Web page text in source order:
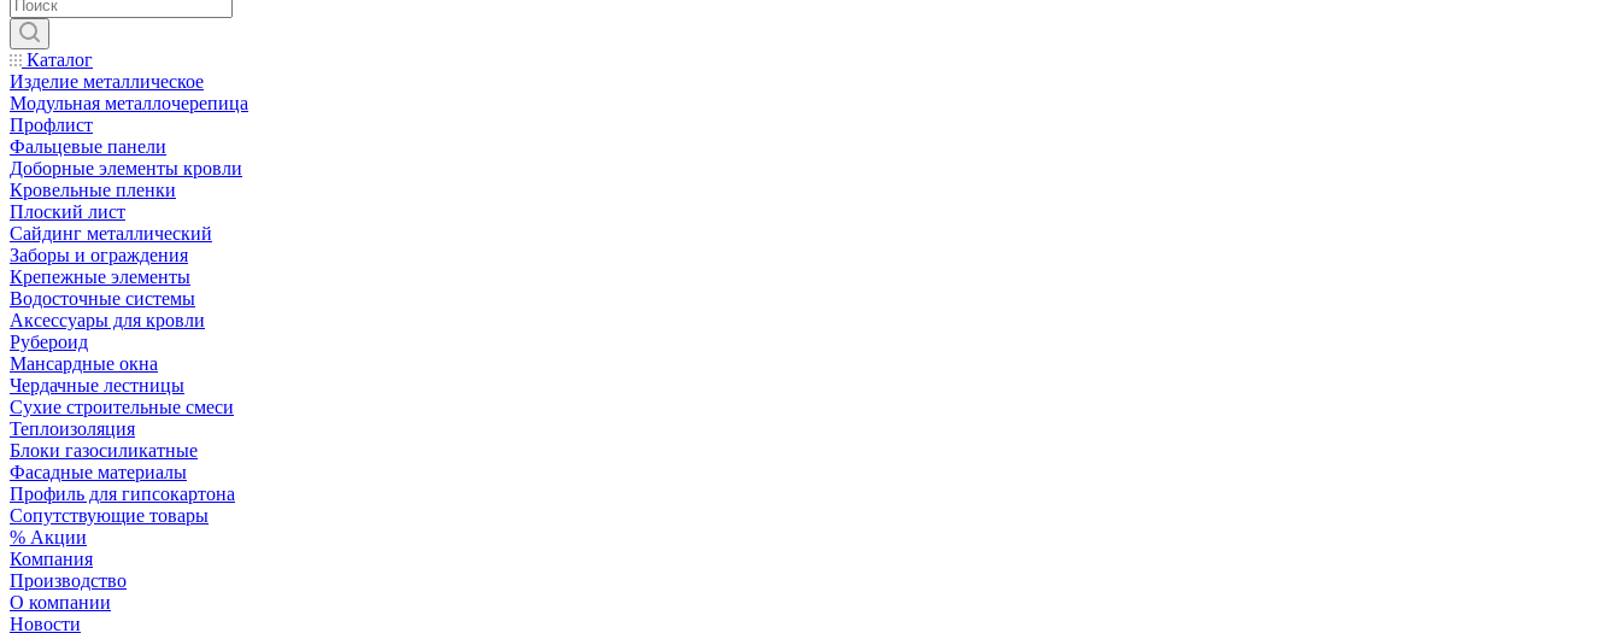
Каталог
Изделие металлическое
Модульная металлочерепица
Профлист
Фальцевые панели
Доборные элементы кровли
Кровельные пленки
Плоский лист
Сайдинг металлический
Заборы и ограждения
Крепежные элементы
Водосточные системы
Аксессуары для кровли
Рубероид
Мансардные окна
Чердачные лестницы
Сухие строительные смеси
Теплоизоляция
Блоки газосиликатные
Фасадные материалы
Профиль для гипсокартона
Сопутствующие товары
% Акции
Компания
Производство
О компании
Новости